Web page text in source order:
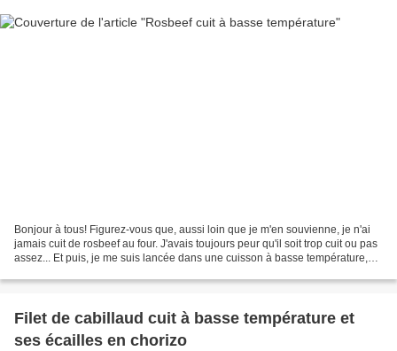
Bonjour à tous! Figurez-vous que, aussi loin que je m'en souvienne, je n'ai
jamais cuit de rosbeef au four. J'avais toujours peur qu'il soit trop cuit ou pas
assez... Et puis, je me suis lancée dans une cuisson à basse température,
Filet de cabillaud cuit à basse température et
ses écailles en chorizo